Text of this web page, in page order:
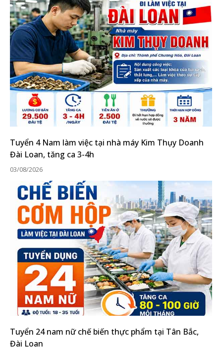
Tuyển 4 Nam làm việc tại nhà máy Kim Thụy Doanh
Đài Loan, tăng ca 3-4h
03/08/2026
Tuyển 24 nam nữ chế biến thực phẩm tại Tân Bắc,
Đài Loan